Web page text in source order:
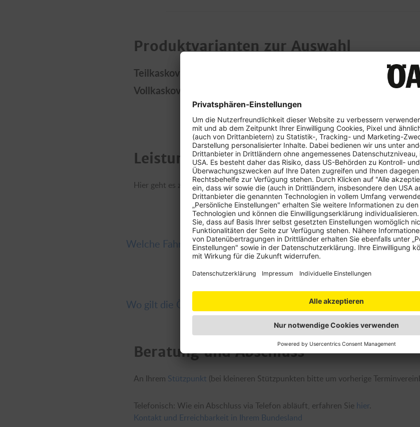
Produktvarianten zur Auswahl
Teilkaskoversicherung (Elementarkasko)
Vollkaskoversicherung (Kollisionskasko)
Leistungen im Detail
Hier geht es zur detaillierten Leistungs-Übersicht.
Welche Fahrzeuge können versichert werden?
Bis zu 10 Jahre alte einspurige Kleinkrafträder (Motorfahrräder, Mopeds) und
Wo gilt die ÖAMTC Motorrad-Kaskoversicherung?
Europa im geographischen Sinn (inkl. Republik Zypern und europäischer Teil der
Spitzbergen, Azoren, Madeira, Kanarische Inseln). In den nicht versicherten
Auch auf Fähren, wenn die Verlade-Orte im Geltungsbereich liegen.
Beratung und Abschluss
An Ihrem Stützpunkt (bei kleineren Stützpunkten bitte um vorherige
Telefonisch: Wie ein Abschluss via Telefon abläuft, erfahren Sie hier.
Kontakt und Erreichbarkeit in Ihrem Bundesland